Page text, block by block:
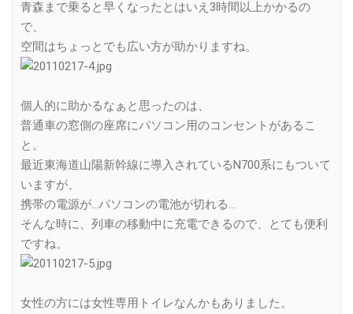
青森まで乗ると早くなったとはいえ3時間以上かかるの
で、
空間はちょっとでも広い方が助かりますね。
個人的に助かるなぁと思ったのは、
普通車の窓側の座席にパソコン用のコンセントがあるこ
と。
最近東海道山陽新幹線に導入されているN700系にもついて
いますが、
携帯の電源が…パソコンの電池が切れる…
そんな時に、列車の移動中に充電できるので、とても便利
ですね。
女性の方には女性専用トイレなんかもありました。